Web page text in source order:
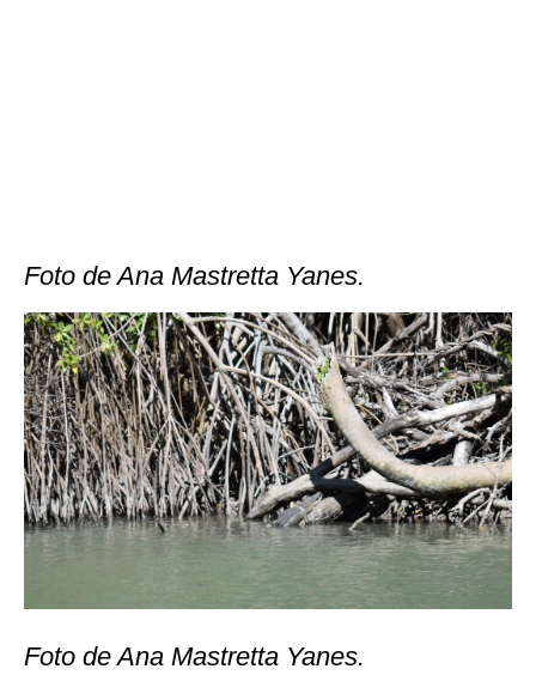
Foto de Ana Mastretta Yanes.
Foto de Ana Mastretta Yanes.